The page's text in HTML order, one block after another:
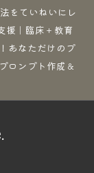
をていねいにレ
援｜臨床＋教育
あなただけのプ
ロンプト作成＆